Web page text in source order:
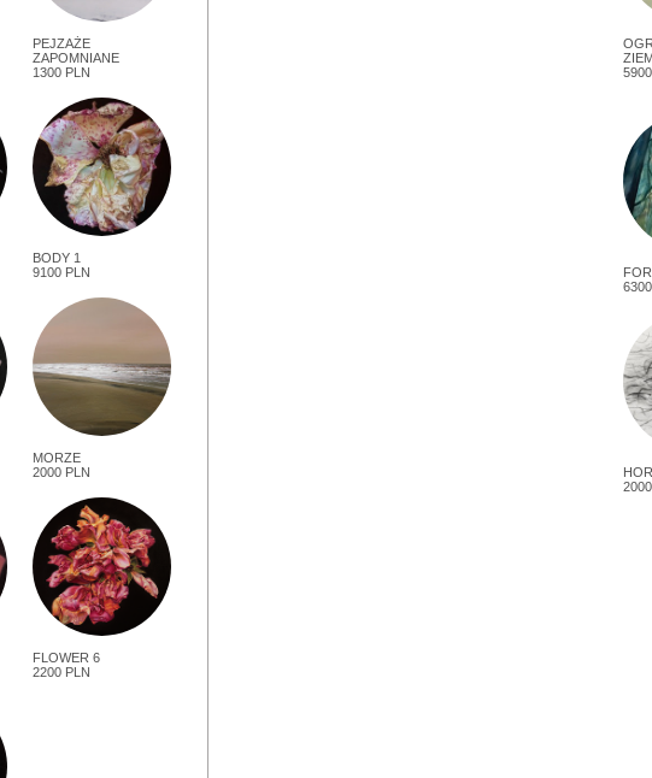
PEJZAŻE
ZAPOMNIANE
1300 PLN
BODY 1
9100 PLN
MORZE
2000 PLN
FLOWER 6
2200 PLN